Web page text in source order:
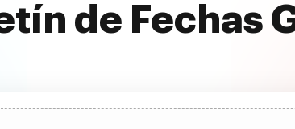
de Fechas